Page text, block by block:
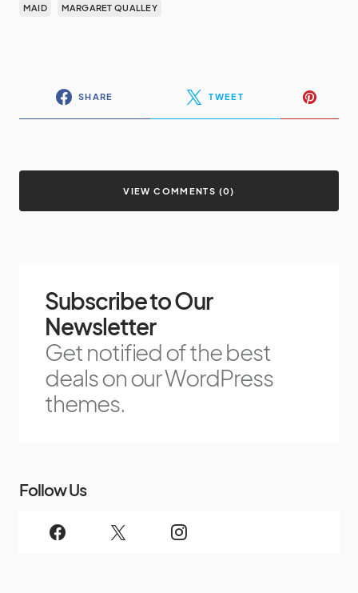
MAID MARGARET QUALLEY
SHARE TWEET
VIEW COMMENTS (0)
Subscribe to Our
Newsletter
Get notified of the best
deals on our WordPress
themes.
Follow Us